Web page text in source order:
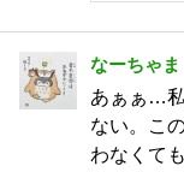
なーちゃま
あぁぁ…
ない。こ
わなくて